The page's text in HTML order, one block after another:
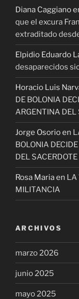
Diana Caggiano
que el excura
extraditado
Elpidio Eduardo
desaparecidos
Horacio Luis
DE BOLONIA
ARGENTINA DEL
Jorge Osorioen
BOLONIA
DEL
Rosa Mariaen LA
MILITANCIA
ARCHIVOS
marzo 2026
junio 2025
mayo 2025